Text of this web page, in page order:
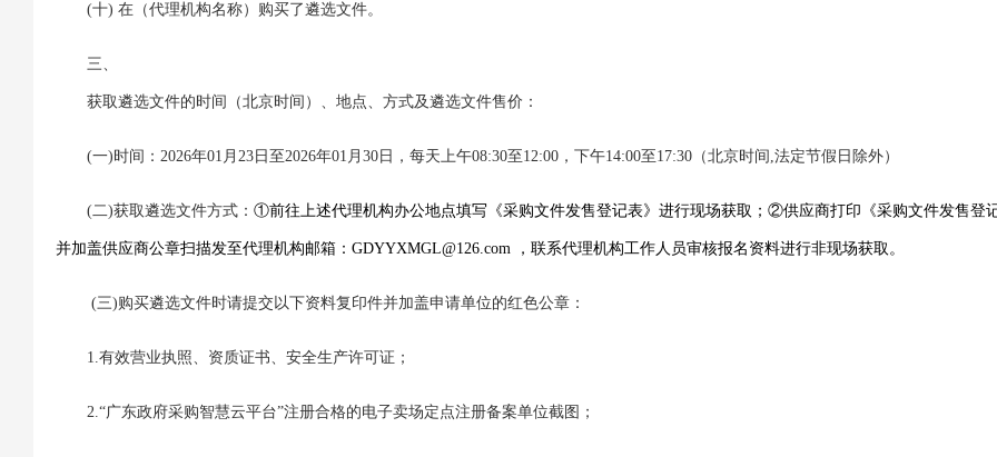
(十) 在（代理机构名称）购买了遴选文件。
三、
获取遴选文件的时间（北京时间）、地点、方式及遴选文件售价：
(一)时间：2026年01月23日至2026年01月30日，每天上午08:30至12:00，下午14:00至17:30（北京时间,法定节假日除外）
(二)获取遴选文件方式： ①前往上述代理机构办公地点填写《采购文件发售登记表》进行现场获取；②供应商打印《采购文件发售登
并加盖供应商公章扫描发至代理机构邮箱：GDYYXMGL@126.com ，联系代理机构工作人员审核报名资料进行非现场获取。
(三)购买遴选文件时请提交以下资料复印件并加盖申请单位的红色公章：
1.有效营业执照、资质证书、安全生产许可证；
2.“广东政府采购智慧云平台”注册合格的电子卖场定点注册备案单位截图；